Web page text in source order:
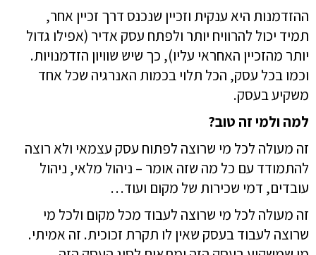
ההזדמנות היא ענקית וזכיין שנכנס דרך זכיין אחר,
תמיד יכול להרוויח יותר ולפתח עסק אדיר (אפילו גדול
יותר מהזכיין האחראי עליו), כך שיש שוויון הזדמנויות.
וכמו בכל עסק, הכל תלוי בכמות האנרגיה שכל אחד
משקיע בעסק.
למה ולמי זה טוב?
זה מעולה לכל מי שרוצה לפתוח עסק עצמאי ולא רוצה
להתמודד עם כל מה שזה אומר – ניהול מלאי, ניהול
עובדים, דמי שכירות של מקום ועוד…
זה מעולה לכל מי שרוצה לעבוד מכל מקום ולכל מי
שרוצה לעבוד בעסק שאין לו תקרת זכוכית. זה אמיתי.